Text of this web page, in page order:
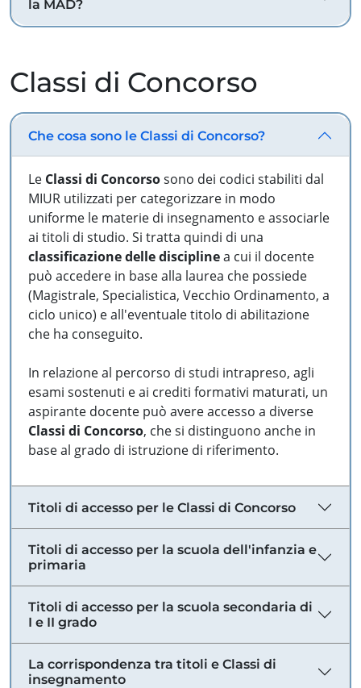
la MAD?
Classi di Concorso
Che cosa sono le Classi di Concorso?
Le Classi di Concorsosono dei codici stabiliti dal
MIUR utilizzati per categorizzare in modo
uniforme le materie di insegnamento e associarle
ai titoli di studio. Si tratta quindi di una
classificazione delle disciplinea cui il docente
può accedere in base alla laurea che possiede
(Magistrale, Specialistica, Vecchio Ordinamento, a
ciclo unico) e all'eventuale titolo di abilitazione
che ha conseguito.
In relazione al percorso di studi intrapreso, agli
esami sostenuti e ai crediti formativi maturati, un
aspirante docente può avere accesso a diverse
Classi di Concorso, che si distinguono anche in
base al grado di istruzione di riferimento.
Titoli di accesso per le Classi di Concorso
Titoli di accesso per la scuola dell'infanzia e
primaria
Titoli di accesso per la scuola secondaria di
I e II grado
La corrispondenza tra titoli e Classi di
insegnamento